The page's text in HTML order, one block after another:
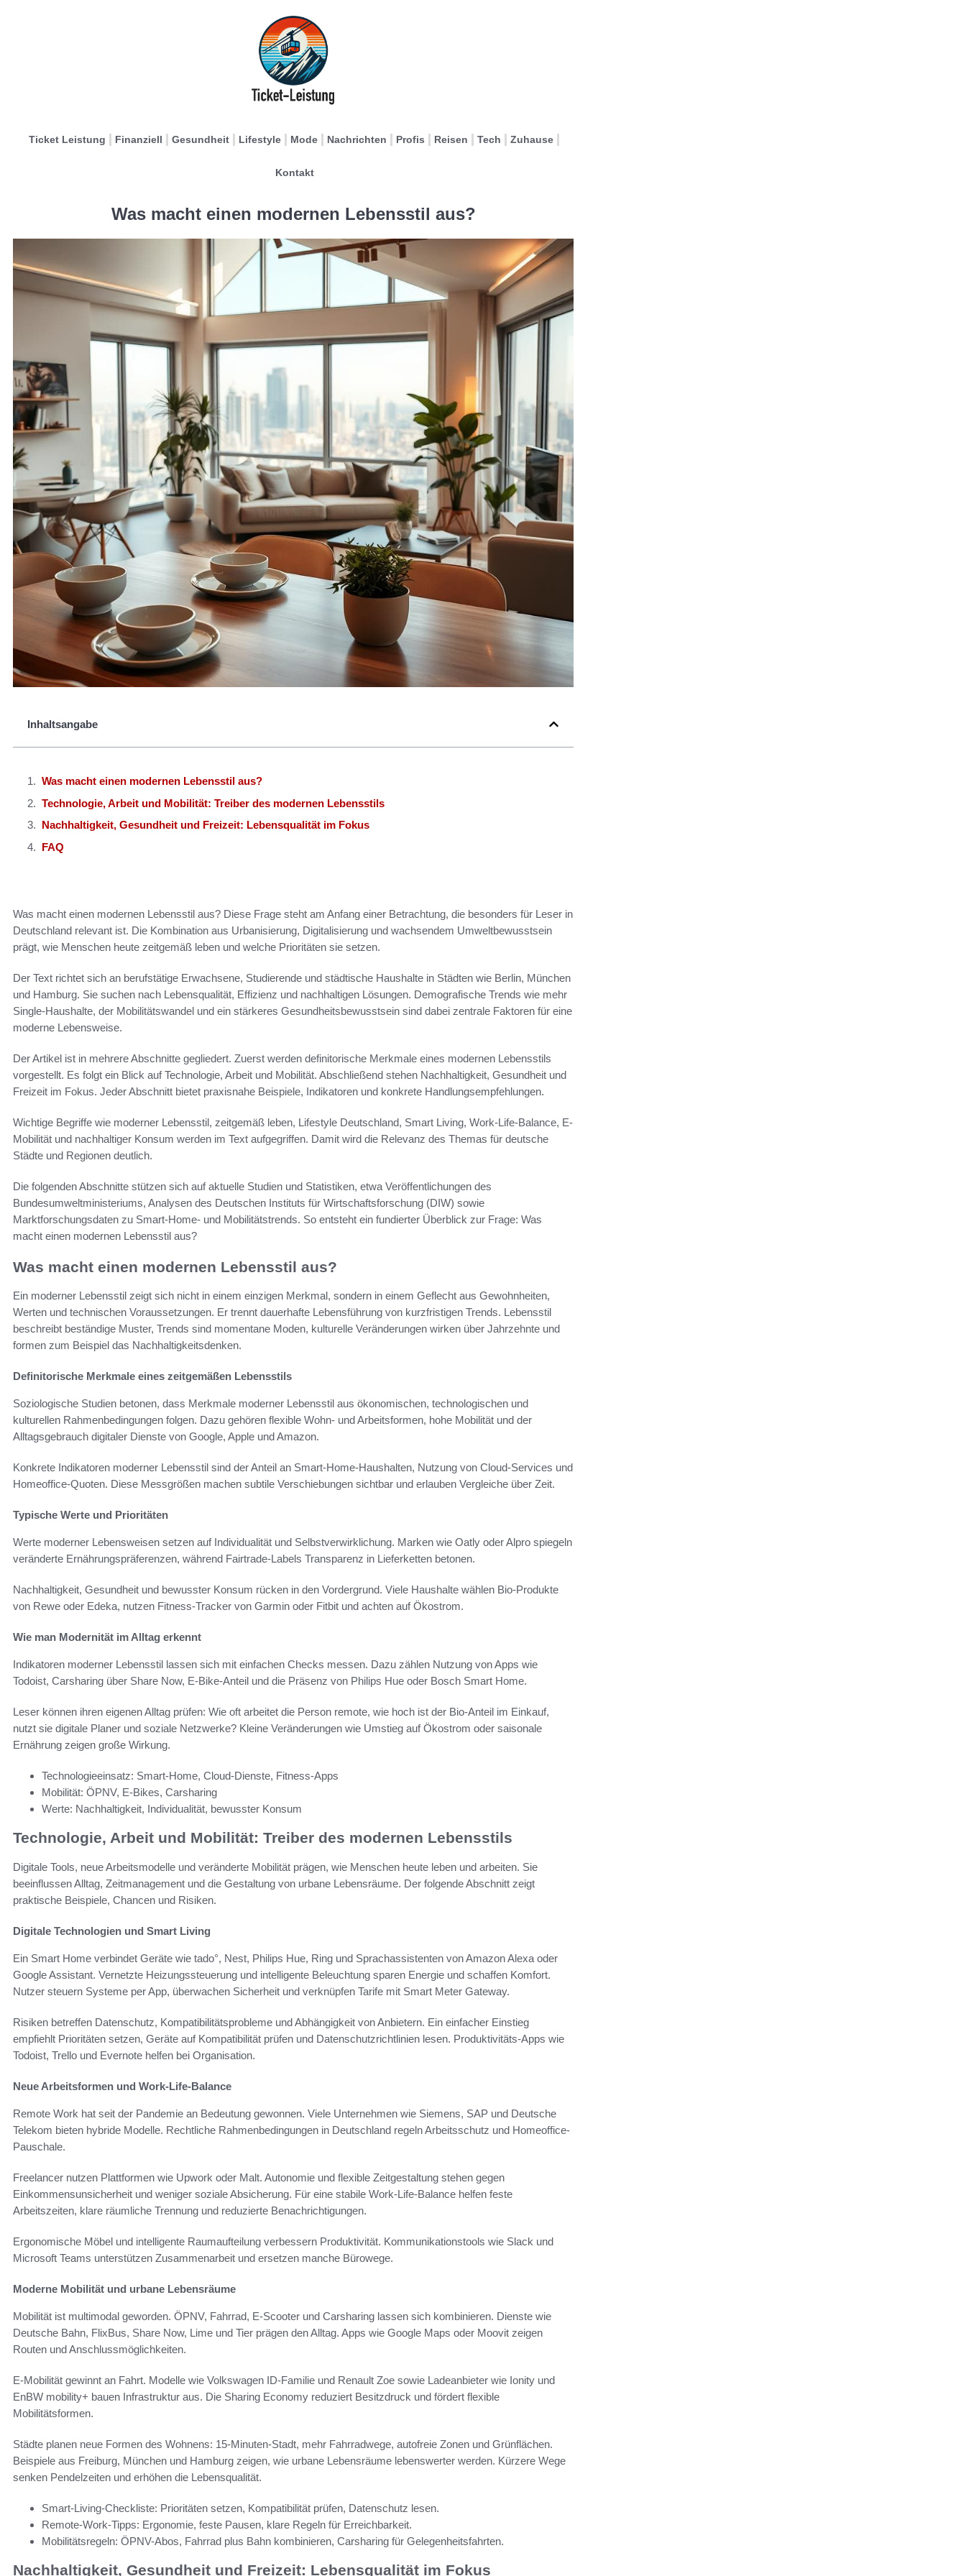
Ticket Leistung Finanziell Gesundheit Lifestyle Mode Nachrichten Profis Reisen Tech Zuhause
Kontakt
Was macht einen modernen Lebensstil aus?
Inhaltsangabe
Was macht einen modernen Lebensstil aus?
Technologie, Arbeit und Mobilität: Treiber des modernen Lebensstils
Nachhaltigkeit, Gesundheit und Freizeit: Lebensqualität im Fokus
FAQ
Was macht einen modernen Lebensstil aus? Diese Frage steht am Anfang einer Betrachtung, die besonders für Leser in
Deutschland relevant ist. Die Kombination aus Urbanisierung, Digitalisierung und wachsendem Umweltbewusstsein
prägt, wie Menschen heute zeitgemäß leben und welche Prioritäten sie setzen.
Der Text richtet sich an berufstätige Erwachsene, Studierende und städtische Haushalte in Städten wie Berlin, München
und Hamburg. Sie suchen nach Lebensqualität, Effizienz und nachhaltigen Lösungen. Demografische Trends wie mehr
Single-Haushalte, der Mobilitätswandel und ein stärkeres Gesundheitsbewusstsein sind dabei zentrale Faktoren für eine
moderne Lebensweise.
Der Artikel ist in mehrere Abschnitte gegliedert. Zuerst werden definitorische Merkmale eines modernen Lebensstils
vorgestellt. Es folgt ein Blick auf Technologie, Arbeit und Mobilität. Abschließend stehen Nachhaltigkeit, Gesundheit und
Freizeit im Fokus. Jeder Abschnitt bietet praxisnahe Beispiele, Indikatoren und konkrete Handlungsempfehlungen.
Wichtige Begriffe wie moderner Lebensstil, zeitgemäß leben, Lifestyle Deutschland, Smart Living, Work-Life-Balance, E-
Mobilität und nachhaltiger Konsum werden im Text aufgegriffen. Damit wird die Relevanz des Themas für deutsche
Städte und Regionen deutlich.
Die folgenden Abschnitte stützen sich auf aktuelle Studien und Statistiken, etwa Veröffentlichungen des
Bundesumweltministeriums, Analysen des Deutschen Instituts für Wirtschaftsforschung (DIW) sowie
Marktforschungsdaten zu Smart-Home- und Mobilitätstrends. So entsteht ein fundierter Überblick zur Frage: Was
macht einen modernen Lebensstil aus?
Was macht einen modernen Lebensstil aus?
Ein moderner Lebensstil zeigt sich nicht in einem einzigen Merkmal, sondern in einem Geflecht aus Gewohnheiten,
Werten und technischen Voraussetzungen. Er trennt dauerhafte Lebensführung von kurzfristigen Trends. Lebensstil
beschreibt beständige Muster, Trends sind momentane Moden, kulturelle Veränderungen wirken über Jahrzehnte und
formen zum Beispiel das Nachhaltigkeitsdenken.
Definitorische Merkmale eines zeitgemäßen Lebensstils
Soziologische Studien betonen, dass Merkmale moderner Lebensstil aus ökonomischen, technologischen und
kulturellen Rahmenbedingungen folgen. Dazu gehören flexible Wohn- und Arbeitsformen, hohe Mobilität und der
Alltagsgebrauch digitaler Dienste von Google, Apple und Amazon.
Konkrete Indikatoren moderner Lebensstil sind der Anteil an Smart-Home-Haushalten, Nutzung von Cloud-Services und
Homeoffice-Quoten. Diese Messgrößen machen subtile Verschiebungen sichtbar und erlauben Vergleiche über Zeit.
Typische Werte und Prioritäten
Werte moderner Lebensweisen setzen auf Individualität und Selbstverwirklichung. Marken wie Oatly oder Alpro spiegeln
veränderte Ernährungspräferenzen, während Fairtrade-Labels Transparenz in Lieferketten betonen.
Nachhaltigkeit, Gesundheit und bewusster Konsum rücken in den Vordergrund. Viele Haushalte wählen Bio-Produkte
von Rewe oder Edeka, nutzen Fitness-Tracker von Garmin oder Fitbit und achten auf Ökostrom.
Wie man Modernität im Alltag erkennt
Indikatoren moderner Lebensstil lassen sich mit einfachen Checks messen. Dazu zählen Nutzung von Apps wie
Todoist, Carsharing über Share Now, E-Bike-Anteil und die Präsenz von Philips Hue oder Bosch Smart Home.
Leser können ihren eigenen Alltag prüfen: Wie oft arbeitet die Person remote, wie hoch ist der Bio-Anteil im Einkauf,
nutzt sie digitale Planer und soziale Netzwerke? Kleine Veränderungen wie Umstieg auf Ökostrom oder saisonale
Ernährung zeigen große Wirkung.
Technologieeinsatz: Smart-Home, Cloud-Dienste, Fitness-Apps
Mobilität: ÖPNV, E-Bikes, Carsharing
Werte: Nachhaltigkeit, Individualität, bewusster Konsum
Technologie, Arbeit und Mobilität: Treiber des modernen Lebensstils
Digitale Tools, neue Arbeitsmodelle und veränderte Mobilität prägen, wie Menschen heute leben und arbeiten. Sie
beeinflussen Alltag, Zeitmanagement und die Gestaltung von urbane Lebensräume. Der folgende Abschnitt zeigt
praktische Beispiele, Chancen und Risiken.
Digitale Technologien und Smart Living
Ein Smart Home verbindet Geräte wie tado°, Nest, Philips Hue, Ring und Sprachassistenten von Amazon Alexa oder
Google Assistant. Vernetzte Heizungssteuerung und intelligente Beleuchtung sparen Energie und schaffen Komfort.
Nutzer steuern Systeme per App, überwachen Sicherheit und verknüpfen Tarife mit Smart Meter Gateway.
Risiken betreffen Datenschutz, Kompatibilitätsprobleme und Abhängigkeit von Anbietern. Ein einfacher Einstieg
empfiehlt Prioritäten setzen, Geräte auf Kompatibilität prüfen und Datenschutzrichtlinien lesen. Produktivitäts-Apps wie
Todoist, Trello und Evernote helfen bei Organisation.
Neue Arbeitsformen und Work-Life-Balance
Remote Work hat seit der Pandemie an Bedeutung gewonnen. Viele Unternehmen wie Siemens, SAP und Deutsche
Telekom bieten hybride Modelle. Rechtliche Rahmenbedingungen in Deutschland regeln Arbeitsschutz und Homeoffice-
Pauschale.
Freelancer nutzen Plattformen wie Upwork oder Malt. Autonomie und flexible Zeitgestaltung stehen gegen
Einkommensunsicherheit und weniger soziale Absicherung. Für eine stabile Work-Life-Balance helfen feste
Arbeitszeiten, klare räumliche Trennung und reduzierte Benachrichtigungen.
Ergonomische Möbel und intelligente Raumaufteilung verbessern Produktivität. Kommunikationstools wie Slack und
Microsoft Teams unterstützen Zusammenarbeit und ersetzen manche Bürowege.
Moderne Mobilität und urbane Lebensräume
Mobilität ist multimodal geworden. ÖPNV, Fahrrad, E-Scooter und Carsharing lassen sich kombinieren. Dienste wie
Deutsche Bahn, FlixBus, Share Now, Lime und Tier prägen den Alltag. Apps wie Google Maps oder Moovit zeigen
Routen und Anschlussmöglichkeiten.
E-Mobilität gewinnt an Fahrt. Modelle wie Volkswagen ID‑Familie und Renault Zoe sowie Ladeanbieter wie Ionity und
EnBW mobility+ bauen Infrastruktur aus. Die Sharing Economy reduziert Besitzdruck und fördert flexible
Mobilitätsformen.
Städte planen neue Formen des Wohnens: 15‑Minuten‑Stadt, mehr Fahrradwege, autofreie Zonen und Grünflächen.
Beispiele aus Freiburg, München und Hamburg zeigen, wie urbane Lebensräume lebenswerter werden. Kürzere Wege
senken Pendelzeiten und erhöhen die Lebensqualität.
Smart-Living-Checkliste: Prioritäten setzen, Kompatibilität prüfen, Datenschutz lesen.
Remote-Work-Tipps: Ergonomie, feste Pausen, klare Regeln für Erreichbarkeit.
Mobilitätsregeln: ÖPNV-Abos, Fahrrad plus Bahn kombinieren, Carsharing für Gelegenheitsfahrten.
Nachhaltigkeit, Gesundheit und Freizeit: Lebensqualität im Fokus